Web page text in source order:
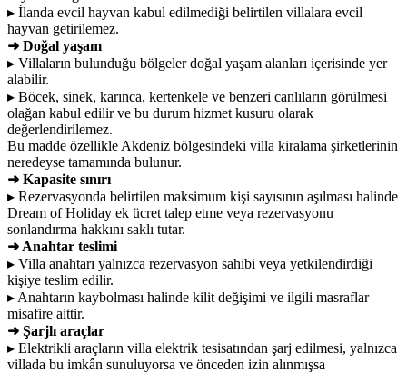
▸ İlanda evcil hayvan kabul edilmediği belirtilen villalara evcil
hayvan getirilemez.
➜ Doğal yaşam
▸ Villaların bulunduğu bölgeler doğal yaşam alanları içerisinde yer
alabilir.
▸ Böcek, sinek, karınca, kertenkele ve benzeri canlıların görülmesi
olağan kabul edilir ve bu durum hizmet kusuru olarak
değerlendirilemez.
Bu madde özellikle Akdeniz bölgesindeki villa kiralama şirketlerinin
neredeyse tamamında bulunur.
➜ Kapasite sınırı
▸ Rezervasyonda belirtilen maksimum kişi sayısının aşılması halinde
Dream of Holiday ek ücret talep etme veya rezervasyonu
sonlandırma hakkını saklı tutar.
➜ Anahtar teslimi
▸ Villa anahtarı yalnızca rezervasyon sahibi veya yetkilendirdiği
kişiye teslim edilir.
▸ Anahtarın kaybolması halinde kilit değişimi ve ilgili masraflar
misafire aittir.
➜ Şarjlı araçlar
▸ Elektrikli araçların villa elektrik tesisatından şarj edilmesi, yalnızca
villada bu imkân sunuluyorsa ve önceden izin alınmışsa